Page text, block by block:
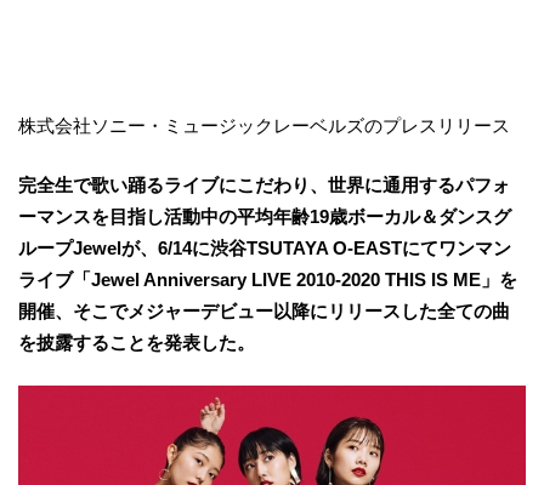
株式会社ソニー・ミュージックレーベルズのプレスリリース
完全生で歌い踊るライブにこだわり、世界に通用するパフォ
ーマンスを目指し活動中の平均年齢19歳ボーカル＆ダンスグ
ループJewelが、6/14に渋谷TSUTAYA O-EASTにてワンマン
ライブ「Jewel Anniversary LIVE 2010-2020 THIS IS ME」を
開催、そこでメジャーデビュー以降にリリースした全ての曲
を披露することを発表した。